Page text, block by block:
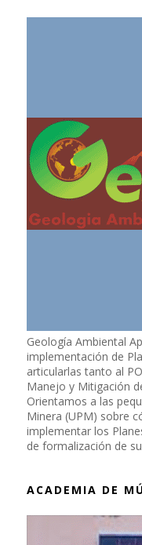
Geología Ambiental
implementación de
articularlas tanto al
Manejo y Mitigación
Orientamos a las
Minera (UPM) sobre
implementar los
de formalización de
ACADEMIA DE